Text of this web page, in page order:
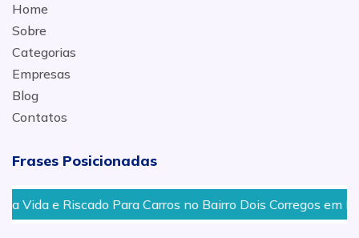
Home
Sobre
Categorias
Empresas
Blog
Contatos
Frases Posicionadas
Para Carros no Bairro Dois Corregos em Piracicaba